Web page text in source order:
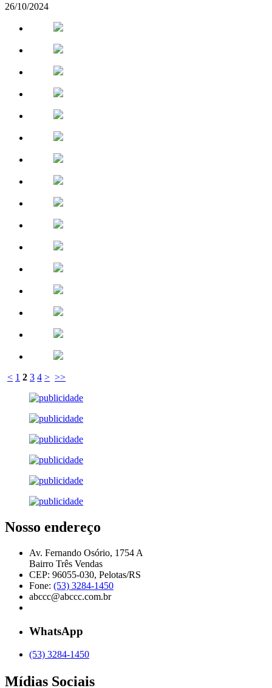
26/10/2024
< 1 2 3 4 > >>
Nosso endereço
Av. Fernando Osório, 1754 A
Bairro Três Vendas
CEP: 96055-030, Pelotas/RS
Fone: (53) 3284-1450
abccc@abccc.com.br
WhatsApp
(53) 3284-1450
Mídias Sociais